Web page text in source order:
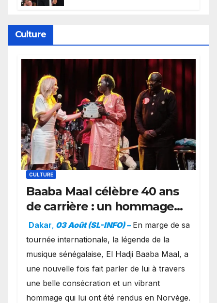
Culture
CULTURE
Baaba Maal célèbre 40 ans
de carrière : un hommage
exceptionnel à Oslo en
présence de la famille
royale.
Dakar, 03 Août (SL-INFO) – ​En marge de sa
tournée internationale, la légende de la
musique sénégalaise, El Hadji Baaba Maal, a
une nouvelle fois fait parler de lui à travers
une belle consécration et un vibrant
hommage qui lui ont été rendus en Norvège.